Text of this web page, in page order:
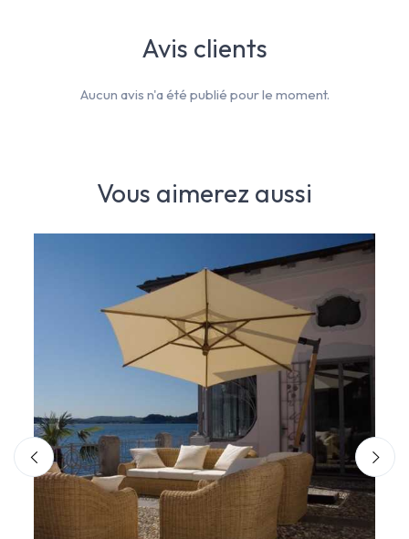
Vous aimerez aussi
Avis clients
Aucun avis n'a été publié pour le moment.